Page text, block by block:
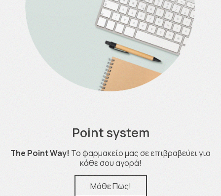
Point system
The Point Way! Το φαρμακείο μας σε επιβραβεύει για
κάθε σου αγορά!
Μάθε Πως!